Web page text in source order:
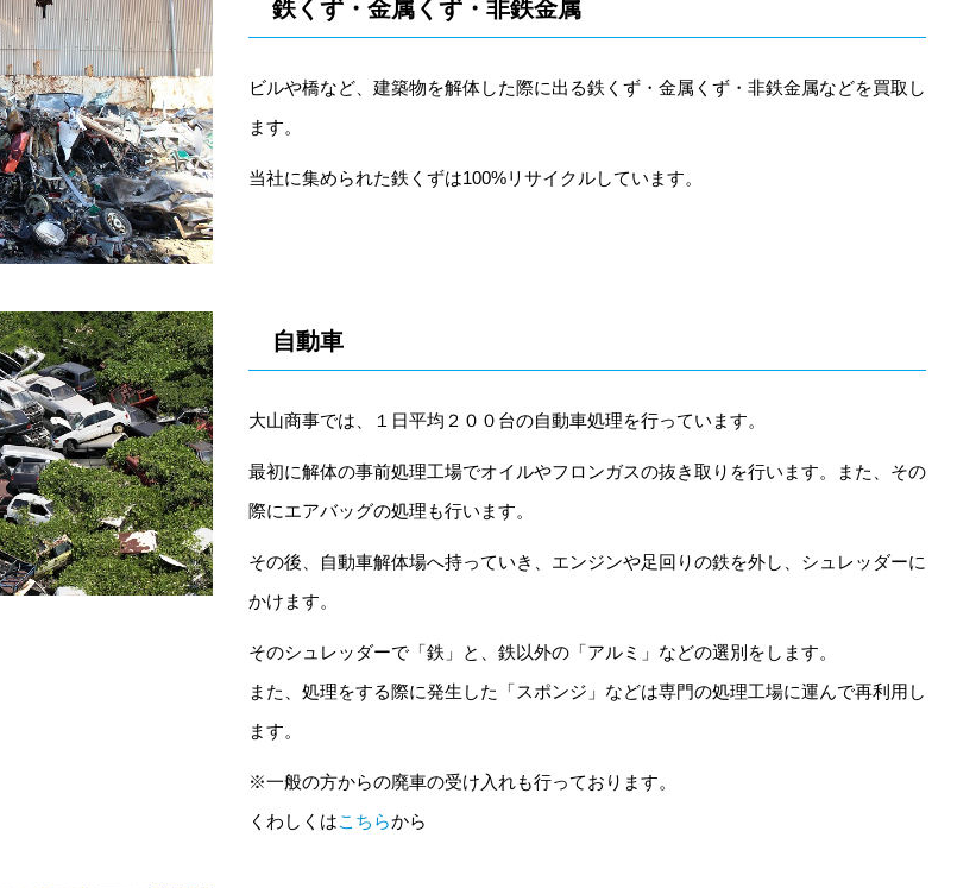
鉄くず・金属くず・非鉄金属
ビルや橋など、建築物を解体した際に出る鉄くず・金属くず・非鉄金属などを買取し
ます。
当社に集められた鉄くずは100%リサイクルしています。
自動車
大山商事では、１日平均２００台の自動車処理を行っています。
最初に解体の事前処理工場でオイルやフロンガスの抜き取りを行います。また、その
際にエアバッグの処理も行います。
その後、自動車解体場へ持っていき、エンジンや足回りの鉄を外し、シュレッダーに
かけます。
そのシュレッダーで「鉄」と、鉄以外の「アルミ」などの選別をします。
また、処理をする際に発生した「スポンジ」などは専門の処理工場に運んで再利用し
ます。
※一般の方からの廃車の受け入れも行っております。
くわしくはこちらから